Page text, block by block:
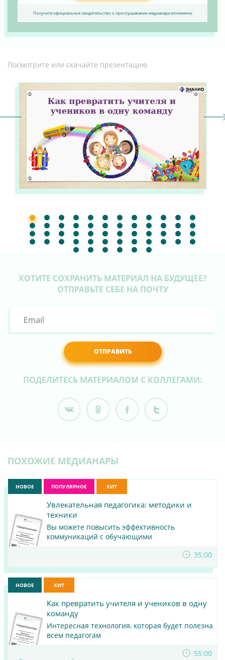
Получите официальное свидетельство о прослушивании медианара мгновенно
Посмотрите или скачайте презентацию
ХОТИТЕ СОХРАНИТЬ МАТЕРИАЛ НА БУДУЩЕЕ?
ОТПРАВЬТЕ СЕБЕ НА ПОЧТУ
ОТПРАВИТЬ
ПОДЕЛИТЕСЬ МАТЕРИАЛОМ С КОЛЛЕГАМИ:
ПОХОЖИЕ МЕДИАНАРЫ
НОВОЕ ПОПУЛЯРНОЕ ХИТ
ПОСМОТРЕТЬ
Увлекательная педагогика: методики и
техники
Вы можете повысить эффективность
коммуникаций с обучающими
35:00
НОВОЕ ХИТ
Как превратить учителя и учеников в одну
команду
Интересная технология, которая будет полезна
всем педагогам
55:00